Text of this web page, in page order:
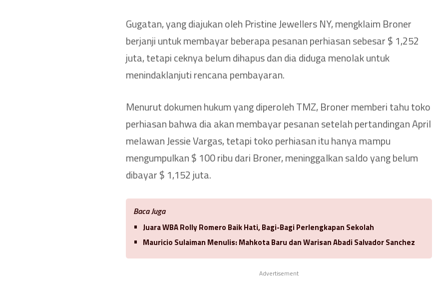
Gugatan, yang diajukan oleh Pristine Jewellers NY, mengklaim Broner
berjanji untuk membayar beberapa pesanan perhiasan sebesar $ 1,252
juta, tetapi ceknya belum dihapus dan dia diduga menolak untuk
menindaklanjuti rencana pembayaran.
Menurut dokumen hukum yang diperoleh TMZ, Broner memberi tahu toko
perhiasan bahwa dia akan membayar pesanan setelah pertandingan April
melawan Jessie Vargas, tetapi toko perhiasan itu hanya mampu
mengumpulkan $ 100 ribu dari Broner, meninggalkan saldo yang belum
dibayar $ 1,152 juta.
Baca Juga
Juara WBA Rolly Romero Baik Hati, Bagi-Bagi Perlengkapan Sekolah
Mauricio Sulaiman Menulis: Mahkota Baru dan Warisan Abadi Salvador Sanchez
Advertisement